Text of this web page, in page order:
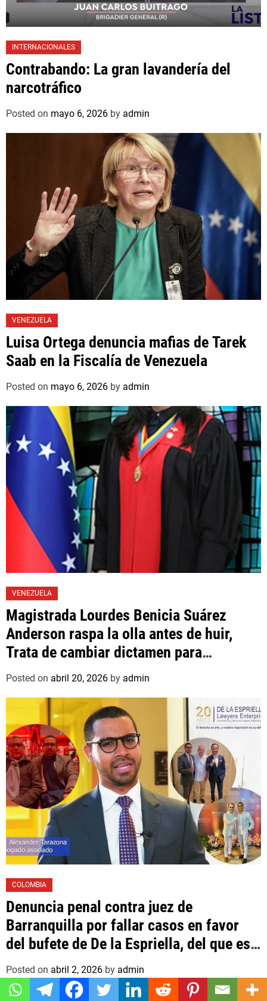
INTERNACIONALES
Contrabando: La gran lavandería del
narcotráfico
Posted on mayo 6, 2026 by admin
VENEZUELA
Luisa Ortega denuncia mafias de Tarek
Saab en la Fiscalía de Venezuela
Posted on mayo 6, 2026 by admin
VENEZUELA
Magistrada Lourdes Benicia Suárez
Anderson raspa la olla antes de huir,
Trata de cambiar dictamen para
favorecer a mafioso que René Díaz
Toledo, expropietario de «Superautos
Las Mercedes»
Posted on abril 20, 2026 by admin
COLOMBIA
Denuncia penal contra juez de
Barranquilla por fallar casos en favor
del bufete de De la Espriella, del que es
asociado un hijo suyo
Posted on abril 2, 2026 by admin